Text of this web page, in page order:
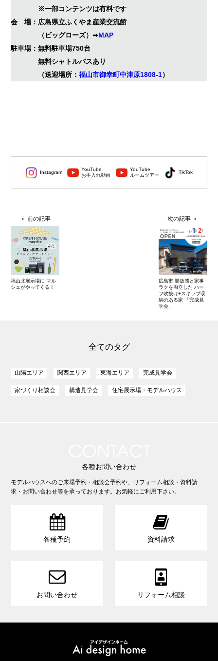
※一部コンテンツは有料です
会 場：広島県立ふくやま産業交流館
（ビッグローズ）➡MAP
駐車場：無料駐車場750台
無料シャトルバスあり
（送迎場所：福山市御幸町中津原1808-1）
Instagram
YouTube
お手入れ動画
YouTube
ルームツアー
TikTok
福山北展示場に マル
シェがやってくる！
広島市 開放感と家事
ラクを両立した ハー
フ吹抜け+スキップ収
納のある家 「完成見
学会」
全てのタグ
山陽エリア 関西エリア 東海エリア 完成見学会
家づくり相談会 構造見学会 住宅展示場・モデルハウス
各種お問い合わせ
モデルハウスへのご来場予約・相談会予約や、リフォーム相談・資料請
求・お問い合わせ等を承っております。お気軽にご利用下さい。

各種予約

資料請求

お問い合わせ

リフォーム相談